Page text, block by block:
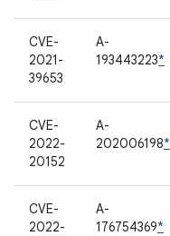
CVE-
2021-
39653
A-
193443223*
CVE-
2022-
20152
A-
202006198*
CVE-
2022-
A-
176754369*